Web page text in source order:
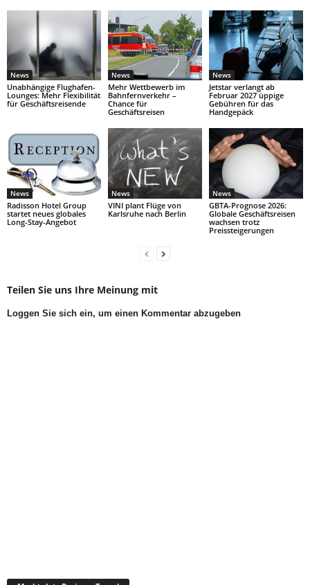
News
Unabhängige Flughafen-
Lounges: Mehr Flexibilität
für Geschäftsreisende
News
Mehr Wettbewerb im
Bahnfernverkehr –
Chance für
Geschäftsreisen
News
Jetstar verlangt ab
Februar 2027 üppige
Gebühren für das
Handgepäck
News
Radisson Hotel Group
startet neues globales
Long-Stay-Angebot
News
VINI plant Flüge von
Karlsruhe nach Berlin
News
GBTA-Prognose 2026:
Globale Geschäftsreisen
wachsen trotz
Preissteigerungen
Teilen Sie uns Ihre Meinung mit
Loggen Sie sich ein, um einen Kommentar abzugeben